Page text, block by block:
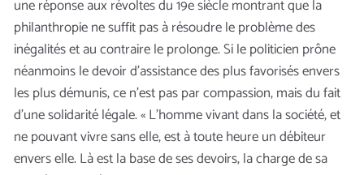
une réponse aux révoltes du 19e siècle montrant que la
philanthropie ne suffit pas à résoudre le problème des
inégalités et au contraire le prolonge. Si le politicien prône
néanmoins le devoir d’assistance des plus favorisés envers
les plus démunis, ce n’est pas par compassion, mais du fait
d’une solidarité légale. « L’homme vivant dans la société, et
ne pouvant vivre sans elle, est à toute heure un débiteur
envers elle. Là est la base de ses devoirs, la charge de sa